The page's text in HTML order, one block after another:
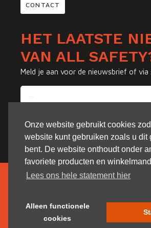
Onze website gebruikt cookies
website kunt gebruiken zoals u dit
bent. De website onthoudt onder
favoriete producten en
Lees ons hele statement hier
Alleen functionele
cookies
CONTACT
HET LAATSTE
VAN ALL
Meld je aan voor de nieuwsbrief of via